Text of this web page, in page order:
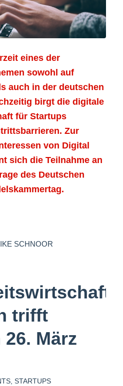
eines der
sowohl auf
auch in der deutschen
birgt die digitale
für Startups
Zur
von Digital
sich die Teilnahme an
des Deutschen
SCHNOOR
trifft
März
, STARTUPS